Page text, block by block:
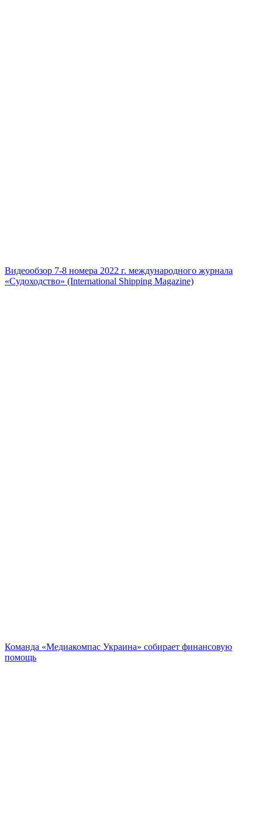
Видеообзор 7-8 номера 2022 г. международного журнала
«Судоходство» (International Shipping Magazine)
Команда «Медиакомпас Украина» собирает финансовую
помощь